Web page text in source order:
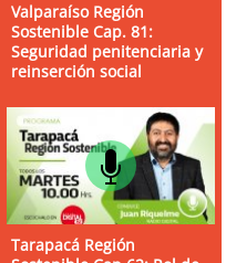
Valparaíso Región
Sostenible Cap. 81:
Seguridad penitenciaria y
reinserción social
Tarapacá Región